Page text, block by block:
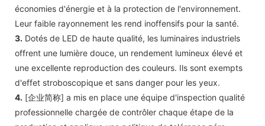
économies d'énergie et à la protection de l'environnement.
Leur faible rayonnement les rend inoffensifs pour la santé.
3. Dotés de LED de haute qualité, les luminaires industriels
offrent une lumière douce, un rendement lumineux élevé et
une excellente reproduction des couleurs. Ils sont exempts
d'effet stroboscopique et sans danger pour les yeux.
4. [企业简称] a mis en place une équipe d'inspection qualité
professionnelle chargée de contrôler chaque étape de la